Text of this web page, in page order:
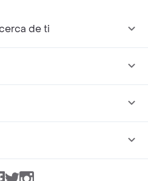
de ti
TwitterInstagram